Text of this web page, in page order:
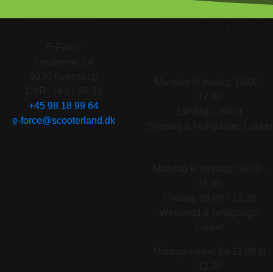
+45 98 18 99 64
e-force@scooterland.dk